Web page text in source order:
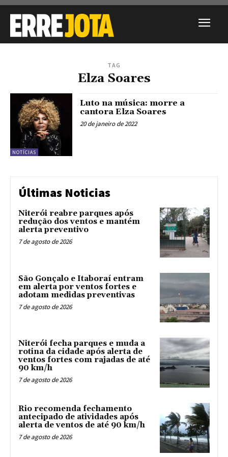
TAG
Elza Soares
NOTÍCIAS
Luto na música: morre a
cantora Elza Soares
20 de janeiro de 2022
Últimas Noticias
Niterói reabre parques após
redução dos ventos e mantém
alerta preventivo
7 de agosto de 2026
São Gonçalo e Itaboraí entram
em alerta por ventos fortes e
adotam medidas preventivas
7 de agosto de 2026
Niterói fecha parques e muda a
rotina da cidade após alerta de
ventos fortes com rajadas de até
90 km/h
7 de agosto de 2026
Rio recomenda fechamento
antecipado de atividades após
alerta de ventos de até 90 km/h
7 de agosto de 2026